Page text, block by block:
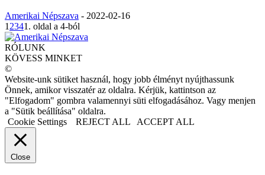
Amerikai Népszava - 2022-02-16
1 2341. oldal a 4-ból
RÓLUNK
KÖVESS MINKET
©
Website-unk sütiket használ, hogy jobb élményt nyújthassunk
Önnek, amikor visszatér az oldalra. Kérjük, kattintson az
"Elfogadom" gombra valamennyi süti elfogadásához. Vagy menjen
a "Sütik beállítása" oldalra.
Cookie Settings
REJECT ALL ACCEPT ALL
Close